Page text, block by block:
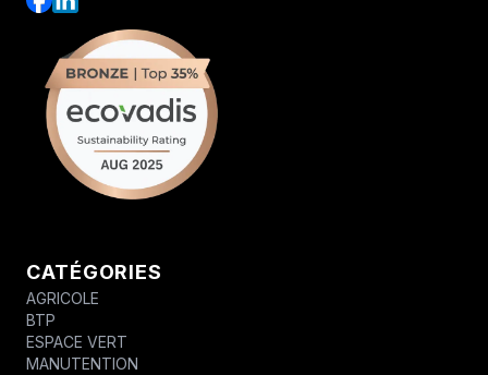
CATÉGORIES
AGRICOLE
BTP
ESPACE VERT
MANUTENTION